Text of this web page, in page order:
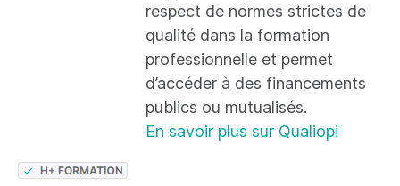
respect de normes strictes de
qualité dans la formation
professionnelle et permet
d’accéder à des financements
publics ou mutualisés.
En savoir plus sur Qualiopi